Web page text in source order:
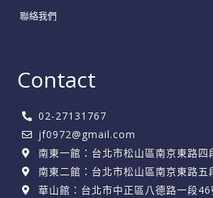
聯絡我們
Contact
02-27131767
jf0972@gmail.com
南東一館：台北市松山區南京東路
南東二館：台北市松山區南京東路五
華山館：台北市中正區八德路一段